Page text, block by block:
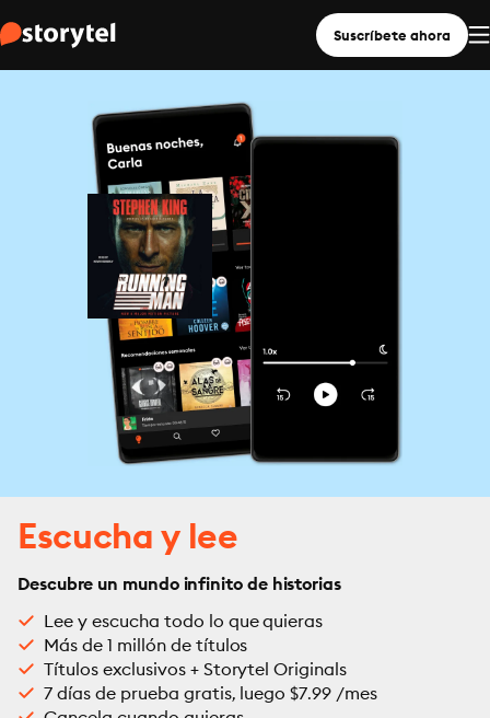
Suscríbete ahora
Escucha y lee
Descubre un mundo infinito de historias
Lee y escucha todo lo que quieras
Más de 1 millón de títulos
Títulos exclusivos + Storytel Originals
7 días de prueba gratis, luego $7.99 /mes